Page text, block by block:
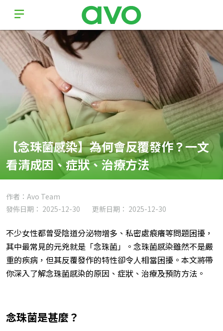
【念珠菌感染】為何會反覆發作？一文
看清成因、症狀、治療方法
作者：Avo Team
發佈日期： 2025-12-30
更新日期： 2025-12-30
不少女性都曾受陰道分泌物增多、私密處痕癢等問題困擾，
其中最常見的元兇就是「念珠菌」。念珠菌感染雖然不是嚴
重的疾病，但其反覆發作的特性卻令人相當困擾。本文將帶
你深入了解念珠菌感染的原因、症狀、治療及預防方法。
念珠菌是甚麼？